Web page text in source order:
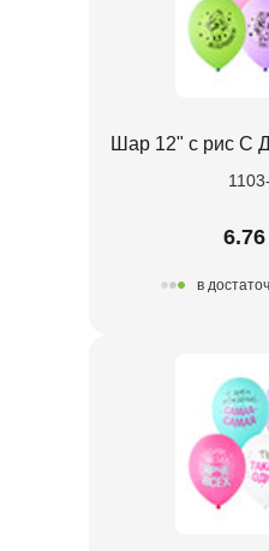
Шар 12" с рис С
в